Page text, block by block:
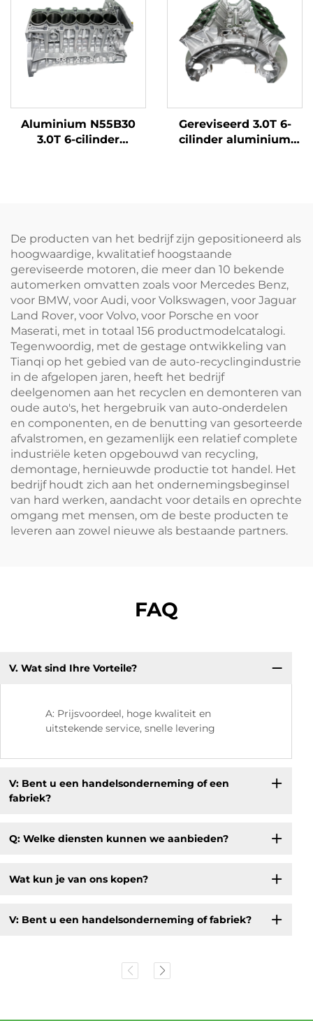
LR124259 LR013148
LR040738 Modellen 6-
cilinder
Aluminium N55B30
3.0T 6-cilinder
Gereviseerd 3.0T 6-
cilinder aluminium
De producten van het bedrijf zijn gepositioneerd als
hoogwaardige, kwalitatief hoogstaande
gereviseerde motoren, die meer dan 10 bekende
automerken omvatten zoals voor Mercedes Benz,
voor BMW, voor Audi, voor Volkswagen, voor Jaguar
Land Rover, voor Volvo, voor Porsche en voor
Maserati, met in totaal 156 productmodelcatalogi.
Tegenwoordig, met de gestage ontwikkeling van
Tianqi op het gebied van de auto-recyclingindustrie
in de afgelopen jaren, heeft het bedrijf
deelgenomen aan het recyclen en demonteren van
oude auto's, het hergebruik van auto-onderdelen
en componenten, en de benutting van gesorteerde
afvalstromen, en gezamenlijk een relatief complete
industriële keten opgebouwd van recycling,
demontage, hernieuwde productie tot handel. Het
bedrijf houdt zich aan het ondernemingsbeginsel
van hard werken, aandacht voor details en oprechte
omgang met mensen, om de beste producten te
leveren aan zowel nieuwe als bestaande partners.
FAQ
V. Wat sind Ihre Vorteile?
A: Prijsvoordeel, hoge kwaliteit en
uitstekende service, snelle levering
V: Bent u een handelsonderneming of een
fabriek?
Q: Welke diensten kunnen we aanbieden?
Wat kun je van ons kopen?
V: Bent u een handelsonderneming of fabriek?